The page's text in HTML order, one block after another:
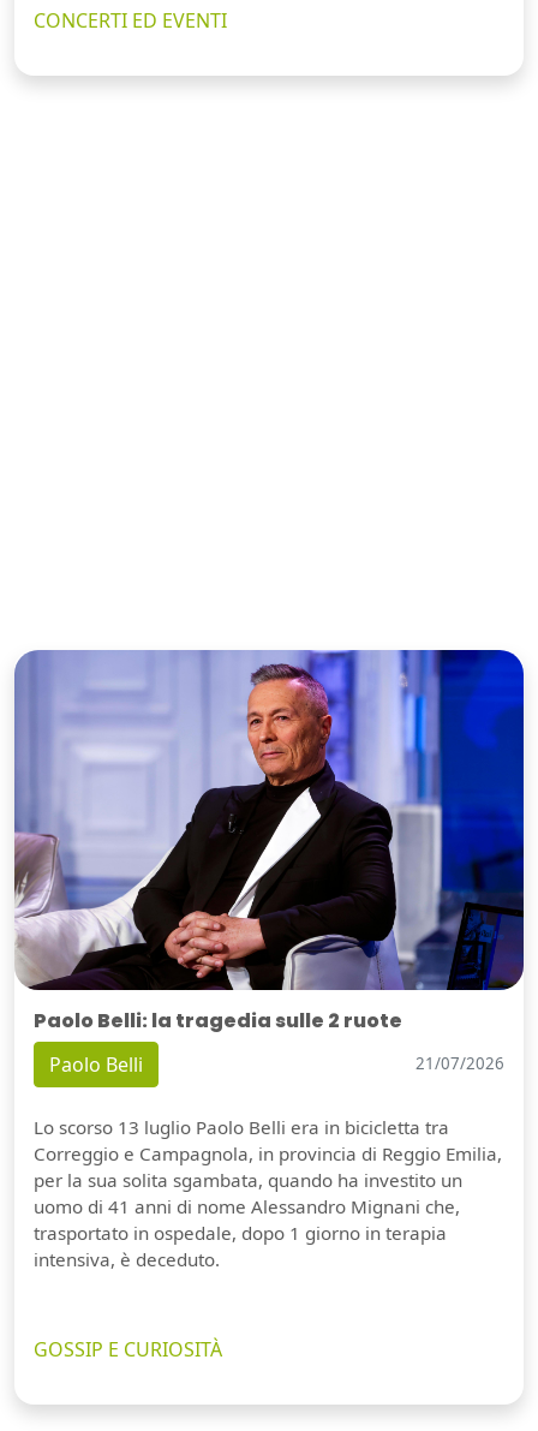
CONCERTI ED EVENTI
Paolo Belli: la tragedia sulle 2 ruote
Paolo Belli 21/07/2026
Lo scorso 13 luglio Paolo Belli era in bicicletta tra
Correggio e Campagnola, in provincia di Reggio Emilia,
per la sua solita sgambata, quando ha investito un
uomo di 41 anni di nome Alessandro Mignani che,
trasportato in ospedale, dopo 1 giorno in terapia
intensiva, è deceduto.
GOSSIP E CURIOSITÀ